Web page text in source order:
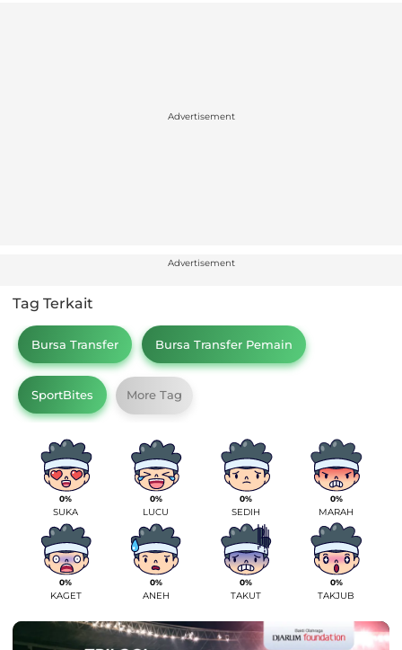
Advertisement
Advertisement
Tag Terkait
Bursa Transfer Bursa Transfer Pemain
SportBites More Tag
0%
SUKA
0%
LUCU
0%
SEDIH
0%
MARAH
0%
KAGET
0%
ANEH
0%
TAKUT
0%
TAKJUB